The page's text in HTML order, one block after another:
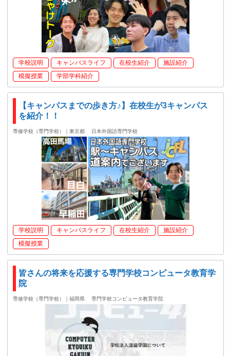
学校説明 キャンパスライフ 在校生紹介
施設紹介
模擬授業
学部学科紹介
【キャンパスまでの歩き方♪】在校生が3キャンパス
を紹介！！
専修学校（専門学校）｜東京都 日本外国語専門学校
学校説明 キャンパスライフ 在校生紹介
施設紹介
模擬授業
皆さんの将来を応援する専門学校コンピュータ教育学
院
専修学校（専門学校）｜福岡県 専門学校コンピュータ教育学院